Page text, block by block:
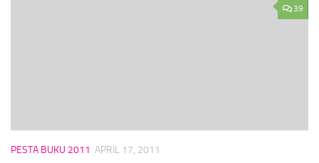
39
PESTA BUKU 2011 APRIL 17, 2011